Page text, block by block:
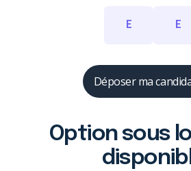
E E
Déposer ma
Option sous